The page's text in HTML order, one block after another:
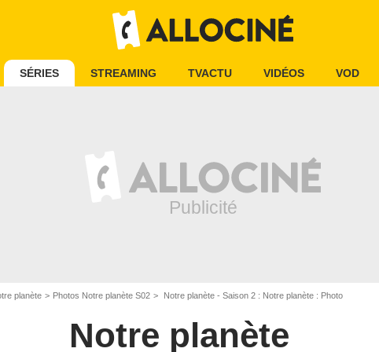
SÉRIES STREAMING TVACTU VIDÉOS VOD
planète Photos Notre planète S02 Notre planète - Saison 2 : Notre planète : Photo
Notre planète